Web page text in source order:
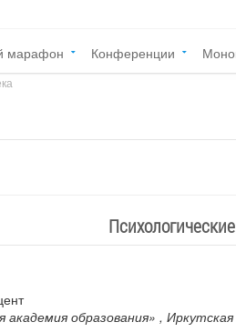
марафон Конференции
образования» ,